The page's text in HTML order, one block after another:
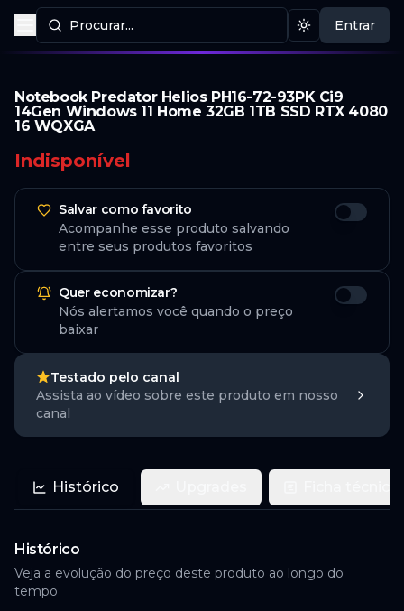
Procurar...
Procurar produtos Mudar tema
Entrar
Notebook Predator Helios PH16-72-93PK Ci9
14Gen Windows 11 Home 32GB 1TB SSD RTX 4080
16 WQXGA
Indisponível
Salvar como favorito
Acompanhe esse produto salvando
entre seus produtos favoritos
Quer economizar?
Nós alertamos você quando o preço
baixar
Testado pelo canal
Assista ao vídeo sobre este produto em nosso
canal
Histórico
Histórico
Veja a evolução do preço deste produto ao longo do
tempo